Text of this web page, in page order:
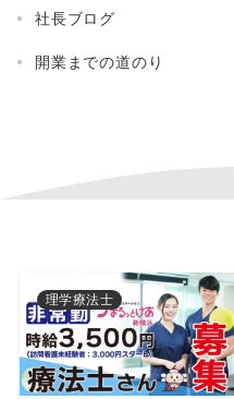
社長ブログ
開業までの道のり
理学療法士